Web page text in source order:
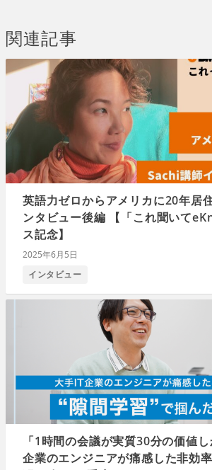
関連記事
英語力ゼロからアメリカに20年居
ンタビュー後編 【「これ聞いて
ス記念】
2025年6月5日
インタビュー
「1時間の会議が実質30分の価値
企業のエンジニアが痛感した非効